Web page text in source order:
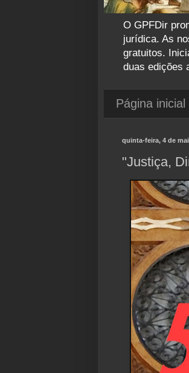
O GPFDir
jurídica. As
gratuitos.
duas edições
Página inicial
quinta-feira, 4 de
"Justiça,